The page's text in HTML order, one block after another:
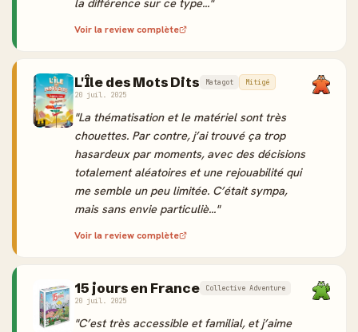
Voir la review complète
L'Île des Mots Dits Matagot
Mitigé
20 juil. 2025
"La thématisation et le matériel sont très
chouettes. Par contre, j’ai trouvé ça trop
hasardeux par moments, avec des décisions
totalement aléatoires et une rejouabilité qui
me semble un peu limitée. C’était sympa,
mais sans envie particuliè..."
Voir la review complète
15 jours en France
Collective Adventure
20 juil. 2025
"C’est très accessible et familial, et j’aime